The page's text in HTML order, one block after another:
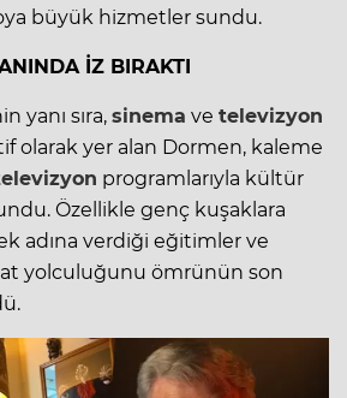
büyük hizmetler sundu.
İZ BIRAKTI
yanı sıra, sinema ve televizyon
olarak yer alan Dormen, kaleme
programlarıyla kültür
Özellikle genç kuşaklara
adına verdiği eğitimler ve
yolculuğunu ömrünün son